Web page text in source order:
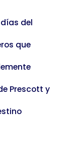
del
que
Prescott y